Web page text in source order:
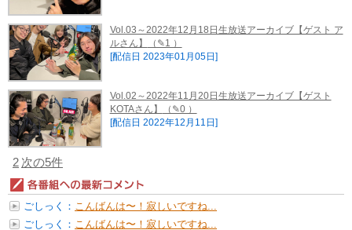
Vol.03～2022年12月18日生放送アーカイブ【ゲスト ア
ルさん】
（✎1 ）
[配信日 2023年01月05日]
Vol.02～2022年11月20日生放送アーカイブ【ゲスト
KOTAさん】
（✎0 ）
[配信日 2022年12月11日]
2 次の5件
ごしっく： こんばんは〜！寂しいですね...
今日...
ごしっく： こんばんは〜！寂しいですね...